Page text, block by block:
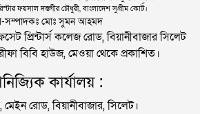
রিট
হাসিনার বক্তব্য দেওয়া নিয়ে পররাষ্ট্র
ক্ষোভ
সাবেক মন্ত্রী-এমপিরা কে কোথায়?
ফয়সাল দস্তগীর চৌধুরী, বাংলাদেশ সুপ্রীম কোর্ট।
সম্পাদকঃ মোঃ সুমন আহমদ
প্রিন্টার্স কলেজ রোড, বিয়ানীবাজার সিলেট
বিবি হাউজ, মেওয়া থেকে প্রকাশিত।
কার্যালয় :
মেইন রোড, বিয়ানীবাজার, সিলেট।